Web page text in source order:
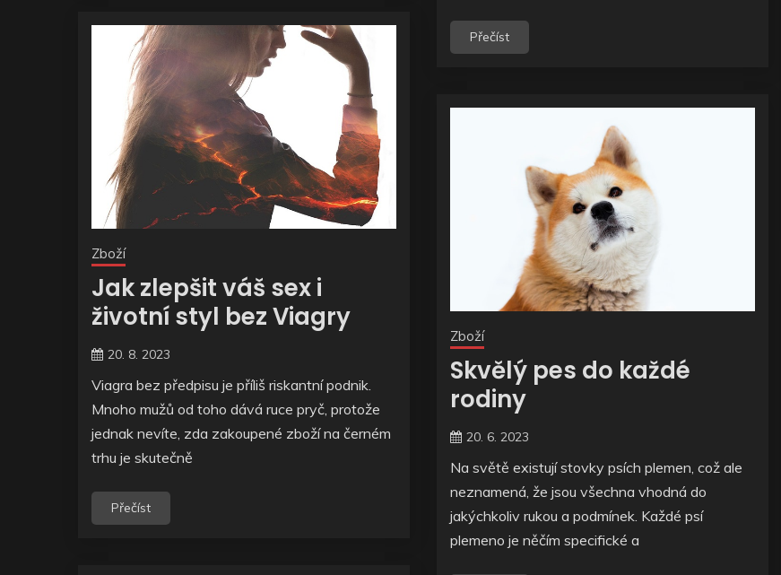
Přečíst
Zboží
Jak zlepšit váš sex i
životní styl bez Viagry
20. 8. 2023
Viagra bez předpisu je příliš riskantní podnik.
Mnoho mužů od toho dává ruce pryč, protože
jednak nevíte, zda zakoupené zboží na černém
trhu je skutečně
Přečíst
Zboží
Skvělý pes do každé
rodiny
20. 6. 2023
Na světě existují stovky psích plemen, což ale
neznamená, že jsou všechna vhodná do
jakýchkoliv rukou a podmínek. Každé psí
plemeno je něčím specifické a